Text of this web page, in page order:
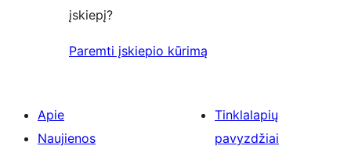
įskiepį?
Paremti įskiepio kūrimą
Apie
Naujienos
Tinklalapių
pavyzdžiai